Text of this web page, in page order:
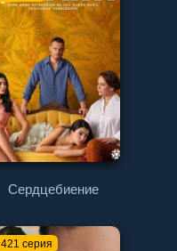
Сердцебиение
421 серия